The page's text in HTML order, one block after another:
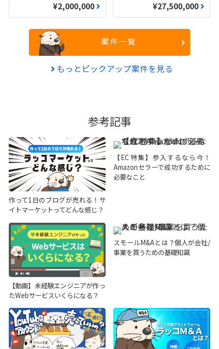
¥2,000,000 ¥27,500,000
案件一覧
もっとピックアップ案件を見る
参考記事
作って1日のブログが売れる！サ
イトマーケットってどんな感じ？
【EC特集】参入するなら今！
Amazonセラーで成功するために
必要なこと
【動画】未経験エンジニアが作っ
たWebサービスいくらになる？
スモールM&Aとは？個人が会社/
事業を買うための基礎知識